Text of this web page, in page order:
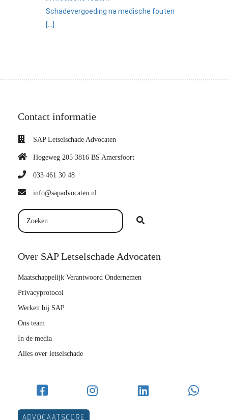
Schadevergoeding na medische fouten
[...]
Contact informatie
SAP Letselschade Advocaten
Hogeweg 205 3816 BS Amersfoort
033 461 30 48
info@sapadvocaten.nl
Over SAP Letselschade Advocaten
Maatschappelijk Verantwoord Ondernemen
Privacyprotocol
Werken bij SAP
Ons team
In de media
Alles over letselschade